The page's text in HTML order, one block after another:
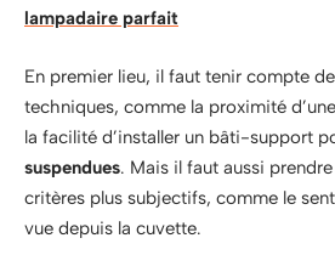
lampadaire parfait
En premier lieu, il faut tenir compte
techniques, comme la proximité
la facilité d’installer un bâti-support
suspendues. Mais il faut aussi
critères plus subjectifs, comme le
vue depuis la cuvette.